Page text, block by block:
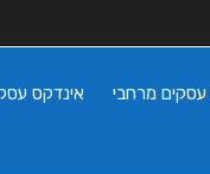
עסקים מרחבי אינדקס